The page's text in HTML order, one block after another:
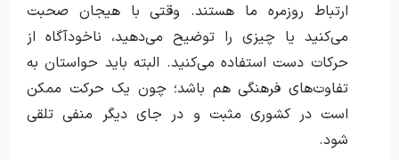
ارتباط روزمره ما هستند. وقتی با هیجان صحبت
می‌کنید یا چیزی را توضیح می‌دهید، ناخودآگاه از
حرکات دست استفاده می‌کنید. البته باید حواستان به
تفاوت‌های فرهنگی هم باشد؛ چون یک حرکت ممکن
است در کشوری مثبت و در جای دیگر منفی تلقی
شود.